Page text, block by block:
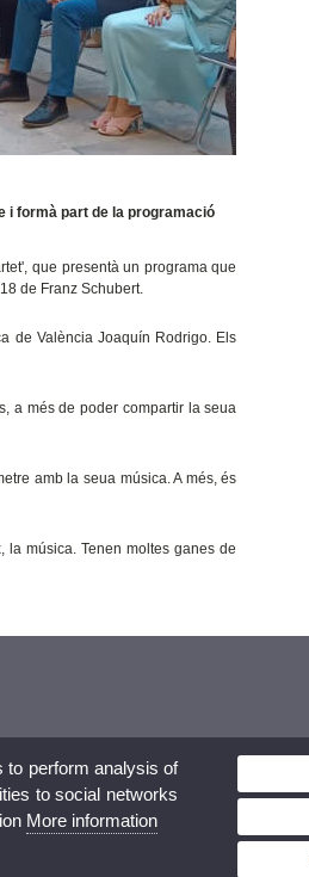
i formà part de la programació
que presentà un programa que
de Franz Schubert.
de València Joaquín Rodrigo. Els
a més de poder compartir la seua
amb la seua música. A més, és
música. Tenen moltes ganes de
to perform analysis of
to social networks
More information